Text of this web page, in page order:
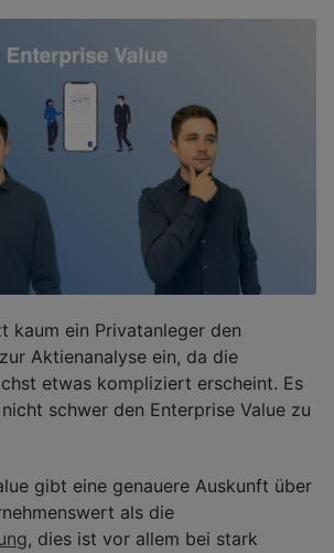
kaum ein Privatanleger den
Aktienanalyse ein, da die
etwas kompliziert erscheint. Es
schwer den Enterprise Value zu
gibt eine genauere Auskunft über
als die
, dies ist vor allem bei stark